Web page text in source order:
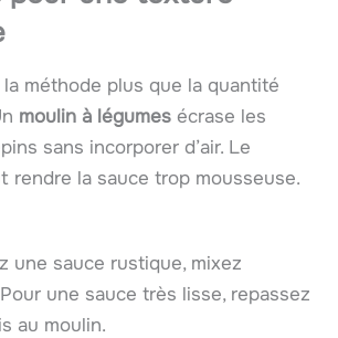
la méthode plus que la quantité
moulin à légumes écrase les
sans incorporer d’air. Le
rendre la sauce trop mousseuse.
une sauce rustique, mixez
une sauce très lisse, repassez
au moulin.